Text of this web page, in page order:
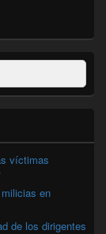
víctimas
en
de los dirigentes